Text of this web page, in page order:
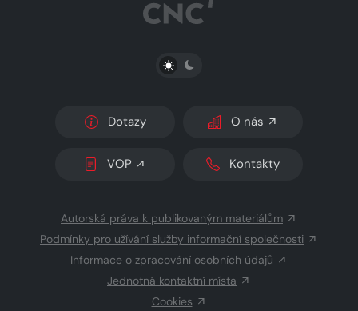
PŘEPNOUT SVĚTLÝ/TMAVÝ REŽIM
Dotazy O nás
VOP Kontakty
Autorská práva k publikovaným materiálům
Podmínky pro užívání služby informační společnosti
Informace o zpracování osobních údajů
Jednotná kontaktní místa
Cookies